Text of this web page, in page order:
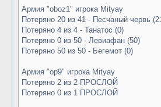
Армия "oboz1" игрока Mityay
Потеряно 20 из 41 - Песчаный червь
Потеряно 4 из 4 - Танатос (0)
Потеряно 0 из 50 - Левиафан (50)
Потеряно 50 из 50 - Бегемот (0)
Армия "op9" игрока Mityay
Потеряно 2 из 2 ПРОСЛОЙ
Потеряно 0 из 1 ПРОСЛОЙ